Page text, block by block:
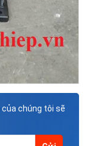
của chúng tôi sẽ